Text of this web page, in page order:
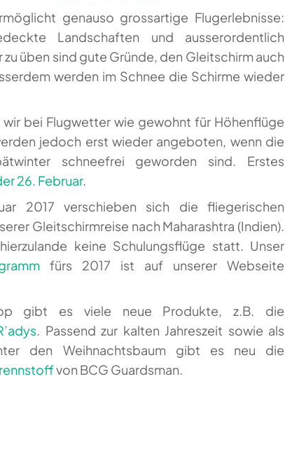
genauso grossartige Flugerlebnisse:
Landschaften und ausserordentlich
zu üben sind gute Gründe, den Gleitschirm auch
werden im Schnee die Schirme wieder
bei Flugwetter wie gewohnt für Höhenflüge
jedoch erst wieder angeboten, wenn die
schneefrei geworden sind. Erstes
26. Februar.
2017 verschieben sich die fliegerischen
Gleitschirmreise nach Maharashtra (Indien).
keine Schulungsflüge statt. Unser
fürs 2017 ist auf unserer Webseite
gibt es viele neue Produkte, z.B. die
. Passend zur kalten Jahreszeit sowie als
den Weihnachtsbaum gibt es neu die
von BCG Guardsman.